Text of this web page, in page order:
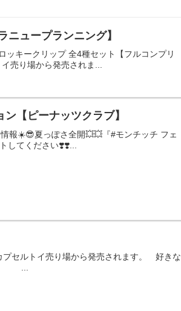
ュープランニング】
キークリップ 全4種セット【フルコンプリ
売り場から発売されま...
【ピーナッツクラブ】
報☀️😎夏っぽさ全開💥💥『#モンチッチ フェ
してください❣️❣️...
セルトイ売り場から発売されます。 好きな